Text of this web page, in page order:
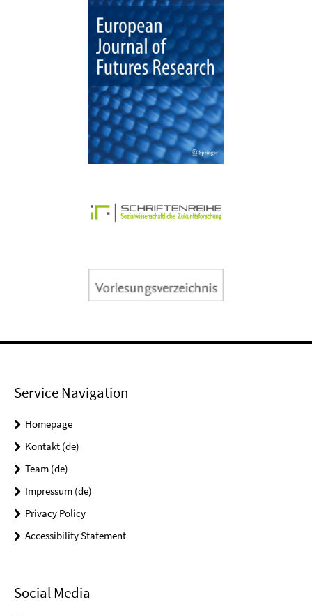
Service Navigation
Homepage
Kontakt (de)
Team (de)
Impressum (de)
Privacy Policy
Accessibility Statement
Social Media